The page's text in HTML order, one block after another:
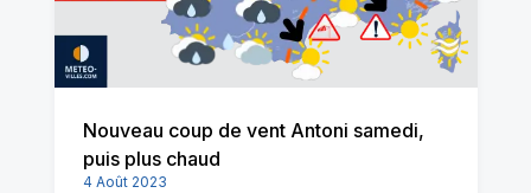
Nouveau coup de vent Antoni samedi,
puis plus chaud
4 Août 2023